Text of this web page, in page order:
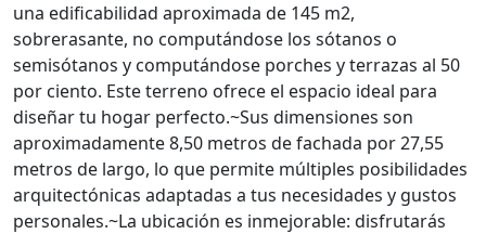
una edificabilidad aproximada de 145 m2,
sobrerasante, no computándose los sótanos o
semisótanos y computándose porches y terrazas al 50
por ciento. Este terreno ofrece el espacio ideal para
diseñar tu hogar perfecto.~Sus dimensiones son
aproximadamente 8,50 metros de fachada por 27,55
metros de largo, lo que permite múltiples posibilidades
arquitectónicas adaptadas a tus necesidades y gustos
personales.~La ubicación es inmejorable: disfrutarás